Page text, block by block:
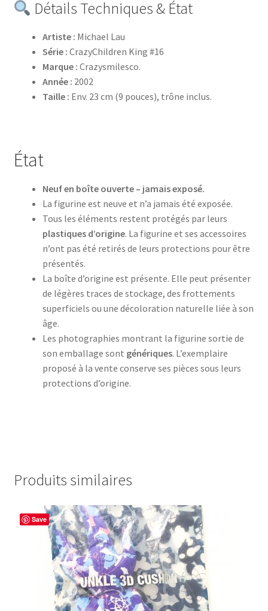
Détails Techniques & État
Artiste : Michael Lau
Série : CrazyChildren King #16
Marque : Crazysmilesco.
Année : 2002
Taille : Env. 23 cm (9 pouces), trône inclus.
État
Neuf en boîte ouverte – jamais exposé.
La figurine est neuve et n’a jamais été exposée.
Tous les éléments restent protégés par leurs
plastiques d’origine. La figurine et ses accessoires
n’ont pas été retirés de leurs protections pour être
présentés.
La boîte d’origine est présente. Elle peut présenter
de légères traces de stockage, des frottements
superficiels ou une décoloration naturelle liée à son
âge.
Les photographies montrant la figurine sortie de
son emballage sont génériques. L’exemplaire
proposé à la vente conserve ses pièces sous leurs
protections d’origine.
Produits similaires
Save